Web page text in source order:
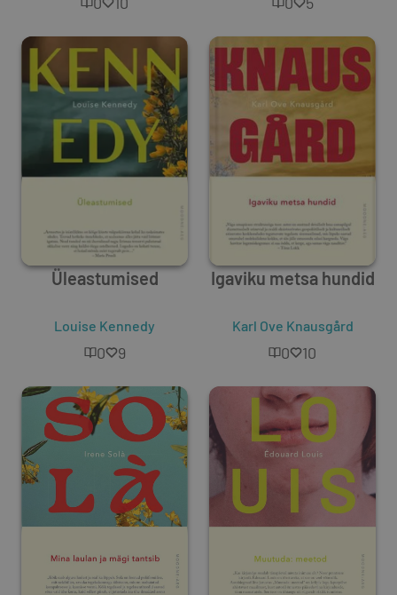
Üleastumised
Louise Kennedy
0 9
Igaviku metsa hundid
Karl Ove Knausgård
0 10